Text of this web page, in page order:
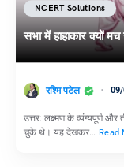
NCERT Solutions
सभा में हाहाकार क्यों मच
रश्मि पटेल
उत्तर: लक्ष्मण के व्यंग्यपूर्ण
चुके थे। यह देखकर… Read